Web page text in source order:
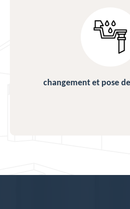
changement et pose